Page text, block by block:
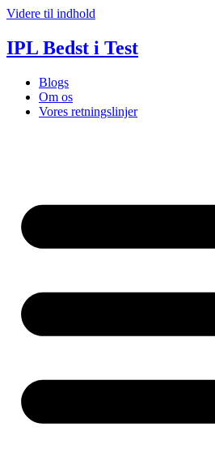
Videre til indhold
IPL Bedst i Test
Blogs
Om os
Vores retningslinjer